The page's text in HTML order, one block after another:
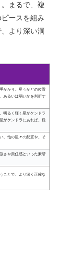
まるで、複
ースを組み
より深い洞
がかり。星々がどの位置
あるいは弱いかを判断す
明るく輝く星がケンドラ
がケンドラにあれば、穏
。他の星々の配置や、そ
さや責任感といった素晴
ことで、より深く正確な